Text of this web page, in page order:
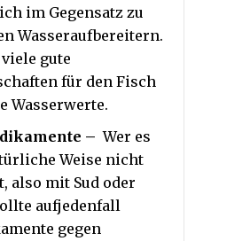
im Gegensatz zu
Wasseraufbereitern.
gute
für den Fisch
Wasserwerte.
–Wer es
Weise nicht
also mit Sud oder
aufjedenfall
gegen